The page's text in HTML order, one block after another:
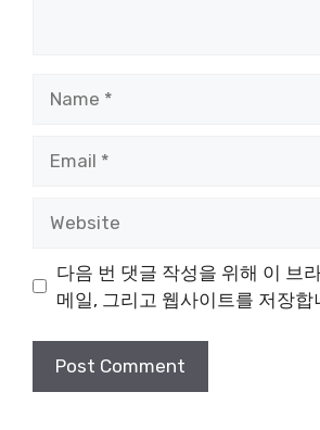
다음 번 댓글 작성을 위해 이 브
메일, 그리고 웹사이트를 저장합